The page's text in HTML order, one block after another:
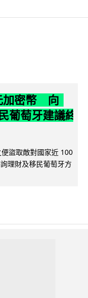
加密幣 向
葡萄牙建議終
盜取敵對國家近 100
理財及移民葡萄牙方